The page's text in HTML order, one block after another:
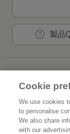
製品
Home
Cookie
We use cookies
to personalise
We also share
with our